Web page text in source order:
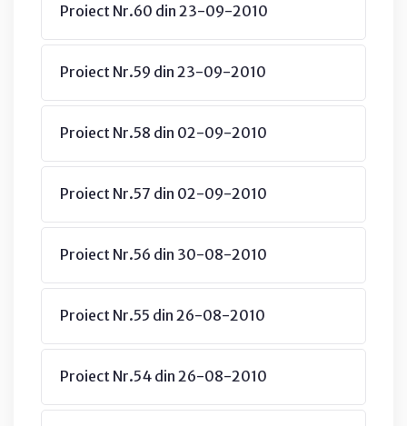
Proiect Nr.60 din 23-09-2010
Proiect Nr.59 din 23-09-2010
Proiect Nr.58 din 02-09-2010
Proiect Nr.57 din 02-09-2010
Proiect Nr.56 din 30-08-2010
Proiect Nr.55 din 26-08-2010
Proiect Nr.54 din 26-08-2010